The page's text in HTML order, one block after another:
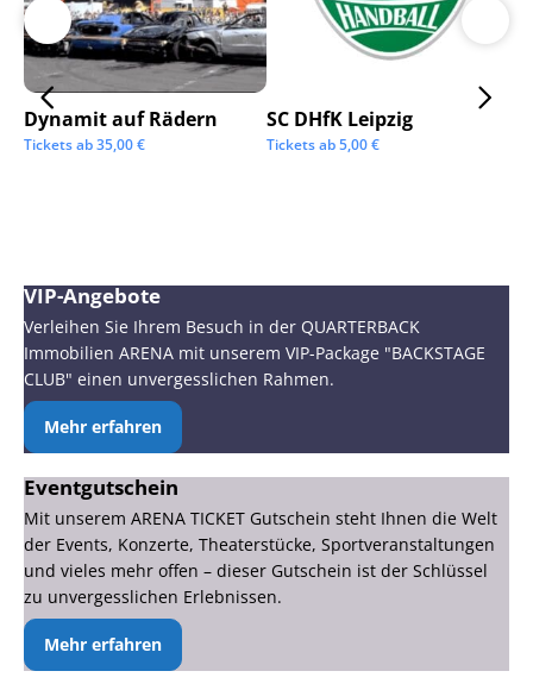
Dynamit auf Rädern
Tickets ab35,00€
SC DHfK Leipzig
Tickets ab5,00€
VIP-Angebote
Verleihen Sie Ihrem Besuch in der QUARTERBACK
Immobilien ARENA mit unserem VIP-Package "BACKSTAGE
CLUB" einen unvergesslichen Rahmen.
Mehr erfahren
Eventgutschein
Mit unserem ARENA TICKET Gutschein steht Ihnen die Welt
der Events, Konzerte, Theaterstücke, Sportveranstaltungen
und vieles mehr offen – dieser Gutschein ist der Schlüssel
zu unvergesslichen Erlebnissen.
Mehr erfahren